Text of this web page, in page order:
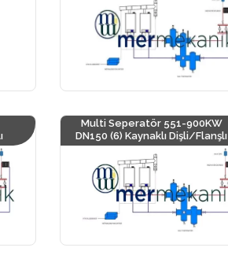
Multi Seperatör 551-900KW
DN150 (6) Kaynaklı Dişli/Flanşlı